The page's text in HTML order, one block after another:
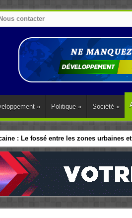
Nous contacter
dans le monde.
» Politique » Société »
: Le fossé entre les zones urbaines